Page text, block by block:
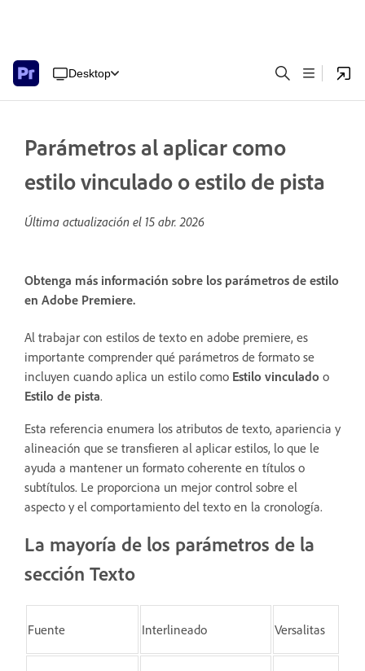
Desktop
Parámetros al aplicar como
estilo vinculado o estilo de pista
Última actualización el 15 abr. 2026
Obtenga más información sobre los parámetros de estilo
en Adobe Premiere.
Al trabajar con estilos de texto en adobe premiere, es
importante comprender qué parámetros de formato se
incluyen cuando aplica un estilo como Estilo vinculado o
Estilo de pista.
Esta referencia enumera los atributos de texto, apariencia y
alineación que se transfieren al aplicar estilos, lo que le
ayuda a mantener un formato coherente en títulos o
subtítulos. Le proporciona un mejor control sobre el
aspecto y el comportamiento del texto en la cronología.
La mayoría de los parámetros de la
sección Texto
Fuente Interlineado Versalitas